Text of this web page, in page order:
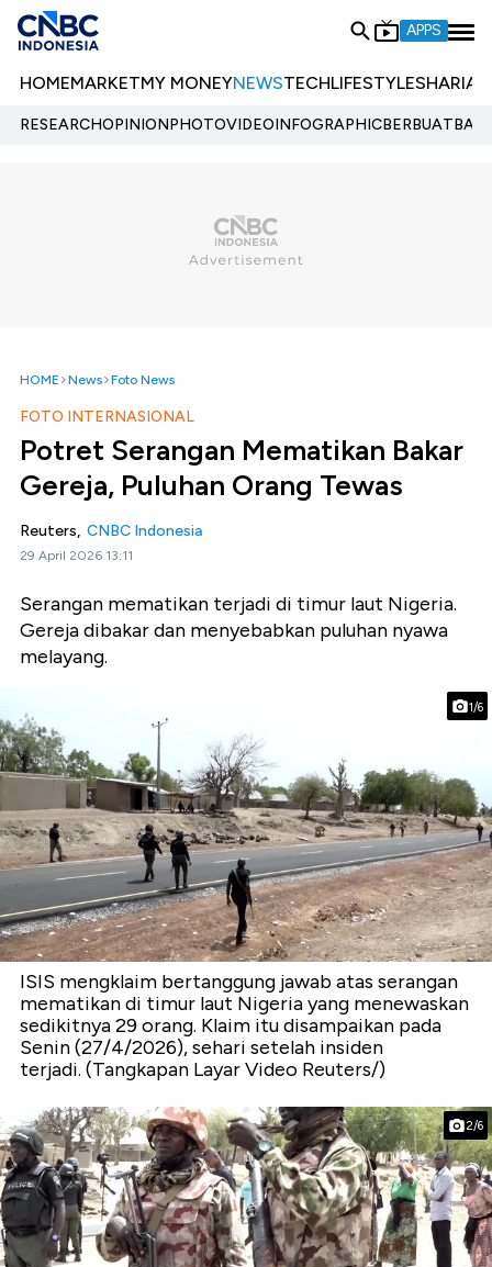
APPS
HOMEMARKETMY MONEYNEWSTECHLIFESTYLESHARIA
RESEARCHOPINIONPHOTOVIDEOINFOGRAPHIC
HOME News Foto News
FOTO INTERNASIONAL
Potret Serangan Mematikan Bakar
Gereja, Puluhan Orang Tewas
Reuters, CNBC Indonesia
29 April 2026 13:11
Serangan mematikan terjadi di timur laut Nigeria.
Gereja dibakar dan menyebabkan puluhan nyawa
melayang.
1/6
ISIS mengklaim bertanggung jawab atas serangan
mematikan di timur laut Nigeria yang menewaskan
sedikitnya 29 orang. Klaim itu disampaikan pada
Senin (27/4/2026), sehari setelah insiden
terjadi. (Tangkapan Layar Video Reuters/)
2/6